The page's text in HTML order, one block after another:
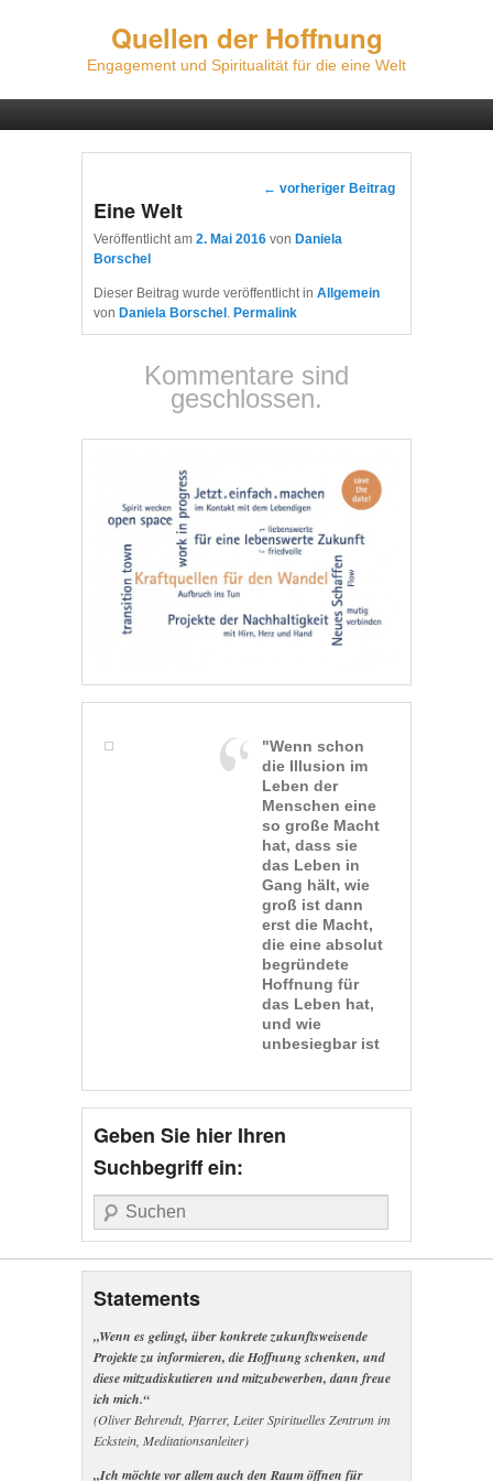
Quellen der Hoffnung
Engagement und Spiritualität für die eine Welt
Beitragsnavigation
← vorheriger Beitrag
Eine Welt
Veröffentlicht am 2. Mai 2016 von Daniela
Borschel
Dieser Beitrag wurde veröffentlicht in Allgemein
von Daniela Borschel . Permalink
Kommentare sind
geschlossen.
"Wenn schon
die Illusion im
Leben der
Menschen eine
so große Macht
hat, dass sie
das Leben in
Gang hält, wie
groß ist dann
erst die Macht,
die eine absolut
begründete
Hoffnung für
das Leben hat,
und wie
unbesiegbar ist
Bonhoeffer)
Geben Sie hier Ihren
Suchbegriff ein:
Suche
Statements
„Wenn es gelingt, über konkrete zukunftsweisende
Projekte zu informieren, die Hoffnung schenken, und
diese mitzudiskutieren und mitzubewerben, dann freue
ich mich.“
(Oliver Behrendt, Pfarrer, Leiter Spirituelles Zentrum im
Eckstein, Meditationsanleiter)
„Ich möchte vor allem auch den Raum öffnen für